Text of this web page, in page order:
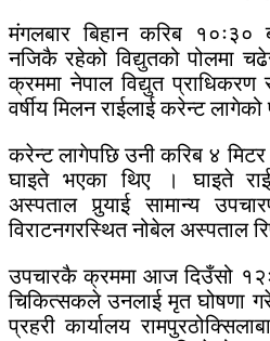
मंगलबार बिहान करिब
नजिकै रहेको विद्युतको पोलमा
क्रममा नेपाल विद्युत प्राधिकरण
वर्षीय मिलन राईलाई करेन्ट
करेन्ट लागेपछि उनी करिब ४
घाइते भएका थिए । घाइते
अस्पताल पुर्‍याई सामान्य
विराटनगरस्थित नोबेल अस्पताल
उपचारकै क्रममा आज दिउँसो
चिकित्सकले उनलाई मृत घोषणा
प्रहरी कार्यालय